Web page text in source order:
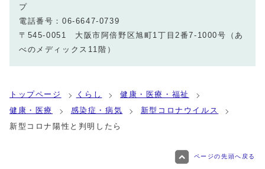
プ
電話番号：06‐6647‐0739
〒545-0051 大阪市阿倍野区旭町1丁目2番7-1000号（あ
べのメディックス11階）
トップページ くらし
健康・医療・福祉
健康・医療
感染症・病気
新型コロナウイルス
新型コロナ陽性と判明したら
ページの先頭へ戻る